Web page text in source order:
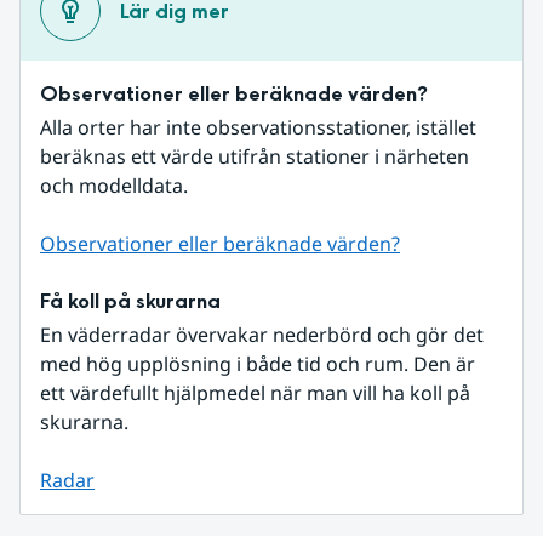
Lär dig mer
Observationer eller beräknade värden?
Alla orter har inte observationsstationer, istället
beräknas ett värde utifrån stationer i närheten
och modelldata.
Observationer eller beräknade värden?
Få koll på skurarna
En väderradar övervakar nederbörd och gör det
med hög upplösning i både tid och rum. Den är
ett värdefullt hjälpmedel när man vill ha koll på
skurarna.
Radar